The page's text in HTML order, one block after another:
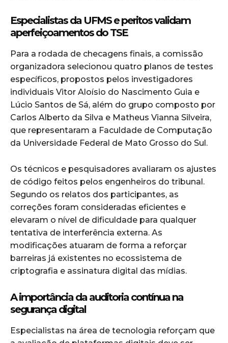
Especialistas da UFMS e peritos validam
aperfeiçoamentos do TSE
Para a rodada de checagens finais, a comissão
organizadora selecionou quatro planos de testes
específicos, propostos pelos investigadores
individuais Vitor Aloísio do Nascimento Guia e
Lúcio Santos de Sá, além do grupo composto por
Carlos Alberto da Silva e Matheus Vianna Silveira,
que representaram a Faculdade de Computação
da Universidade Federal de Mato Grosso do Sul.
Os técnicos e pesquisadores avaliaram os ajustes
de código feitos pelos engenheiros do tribunal.
Segundo os relatos dos participantes, as
correções foram consideradas eficientes e
elevaram o nível de dificuldade para qualquer
tentativa de interferência externa. As
modificações atuaram de forma a reforçar
barreiras já existentes no ecossistema de
criptografia e assinatura digital das mídias.
A importância da auditoria contínua na
segurança digital
Especialistas na área de tecnologia reforçam que